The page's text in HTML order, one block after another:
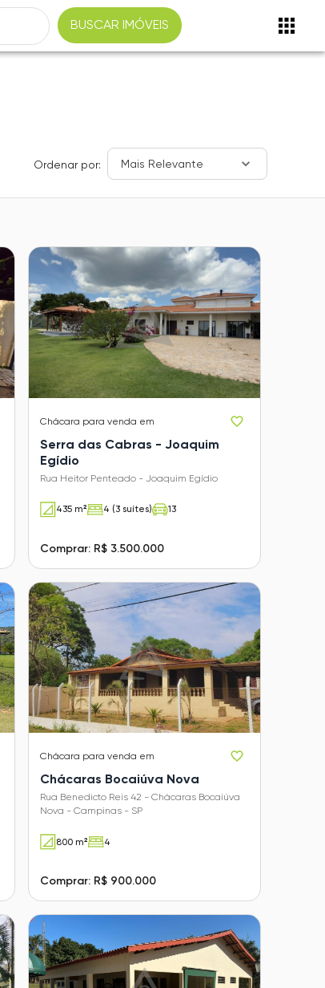
BUSCAR IMÓVEIS
Ordenar por: Mais Relevante
Chácara para venda em
Serra das Cabras - Joaquim
Egídio
Rua Heitor Penteado - Joaquim Egídio
435 m² 4 (3 suítes) 13
Comprar: R$ 3.500.000
Chácara para venda em
Chácaras Bocaiúva Nova
Rua Benedicto Reis 42 - Chácaras Bocaiúva
Nova - Campinas - SP
800 m² 4
Comprar: R$ 900.000